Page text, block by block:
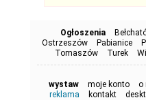
Ogłoszenia
Ostrzeszów
Pabianice
Tomaszów
Turek
wystaw moje konto o
reklama
kontakt